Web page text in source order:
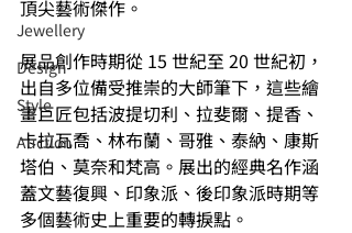
⁠⁠Jewellery
Design
Style
Auction
頂尖藝術傑作。
展品創作時期從 15 世紀至 20 世紀初，
出自多位備受推崇的大師筆下，這些繪
畫巨匠包括波提切利、拉斐爾、提香、
卡拉瓦喬、林布蘭、哥雅、泰納、康斯
塔伯、莫奈和梵高。展出的經典名作涵
蓋文藝復興、印象派、後印象派時期等
多個藝術史上重要的轉捩點。